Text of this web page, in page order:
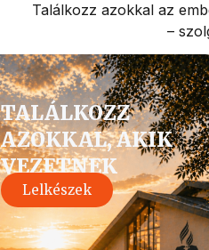
Találkozz azokkal az
–
TALÁLKOZZ
AZOKKAL, AKIK
VEZETNEK
Lelkészek